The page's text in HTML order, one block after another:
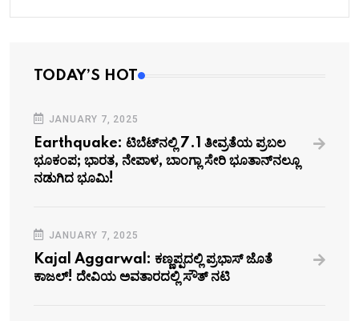
TODAY’S HOT
JANUARY 7, 2025
Earthquake: ಟಿಬೆಟ್‌ನಲ್ಲಿ 7.1 ತೀವ್ರತೆಯ ಪ್ರಬಲ
ಭೂಕಂಪ; ಭಾರತ, ನೇಪಾಳ, ಬಾಂಗ್ಲಾ ಸೇರಿ ಭೂತಾನ್​ನಲ್ಲೂ
ನಡುಗಿದ ಭೂಮಿ!
JANUARY 7, 2025
Kajal Aggarwal: ಕಣ್ಣಪ್ಪದಲ್ಲಿ ಪ್ರಭಾಸ್ ಜೊತೆ
ಕಾಜಲ್! ದೇವಿಯ ಅವತಾರದಲ್ಲಿ ಸೌತ್ ನಟಿ